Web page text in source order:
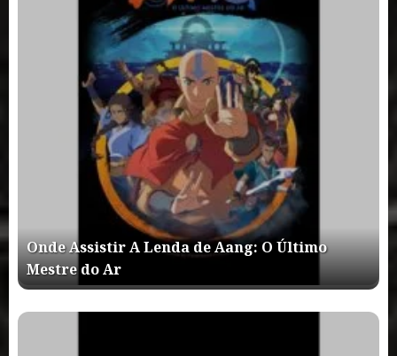
Onde Assistir A Lenda de Aang: O Último
Mestre do Ar